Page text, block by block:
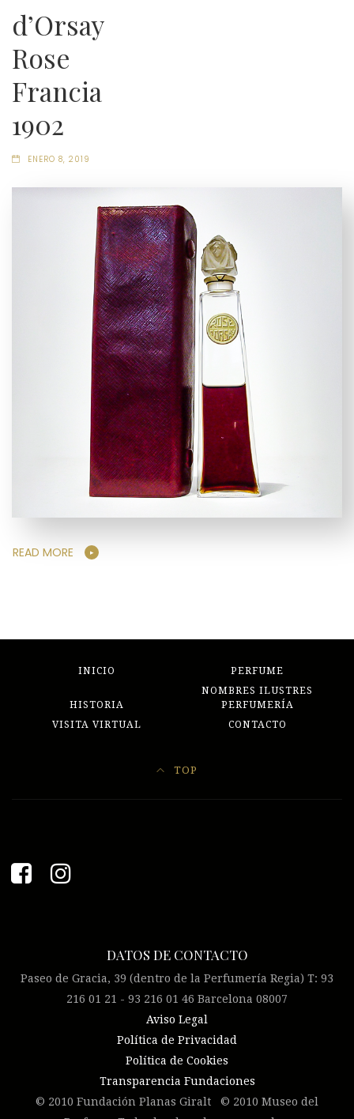
d’Orsay
Rose
Francia
1902
ENERO 8, 2019
READ MORE
INICIO PERFUME
HISTORIA
NOMBRES ILUSTRES
PERFUMERÍA
VISITA VIRTUAL
CONTACTO
TOP
DATOS DE CONTACTO
Paseo de Gracia, 39 (dentro de la Perfumería Regia) T: 93
216 01 21 - 93 216 01 46 Barcelona 08007
Aviso Legal
Política de Privacidad
Política de Cookies
Transparencia Fundaciones
© 2010 Fundación Planas Giralt © 2010 Museo del